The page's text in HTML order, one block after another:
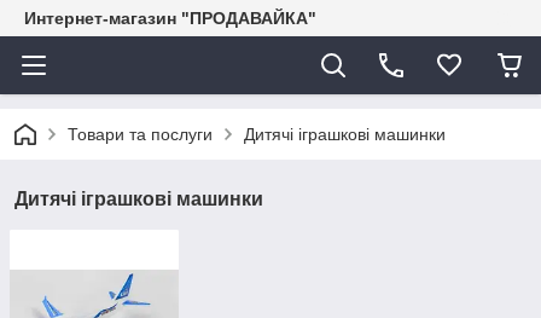
Интернет-магазин "ПРОДАВАЙКА"
Товари та послуги Дитячі іграшкові машинки
Дитячі іграшкові машинки